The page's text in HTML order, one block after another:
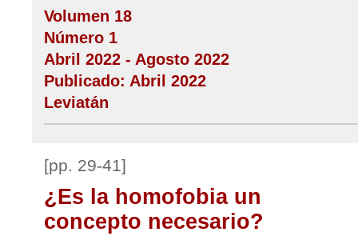
Volumen 18
Número 1
Abril 2022 - Agosto 2022
Publicado: Abril 2022
Leviatán
[pp. 29-41]
¿Es la homofobia un
concepto necesario?